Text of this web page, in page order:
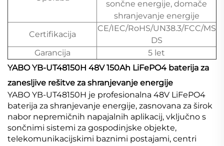
sončne energije, domače
shranjevanje energije
Certifikacija
CE/IEC/RoHS/UN38.3/FCC/MS
DS
Garancija
5 let
YABO YB-UT48150H 48V 150Ah LiFePO4 baterija za
zanesljive rešitve za shranjevanje energije
YABO YB-UT48150H je profesionalna 48V LiFePO4
baterija za shranjevanje energije, zasnovana za širok
nabor nepremičnih napajalnih aplikacij, vključno s
sončnimi sistemi za gospodinjske objekte,
telekomunikacijskimi baznimi postajami, centri